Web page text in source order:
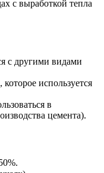
с выработкой тепла
с другими видами
используется
в
цемента).